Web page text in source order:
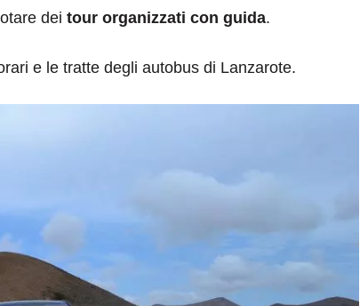
dei tour organizzati con guida.
e le tratte degli autobus di Lanzarote.